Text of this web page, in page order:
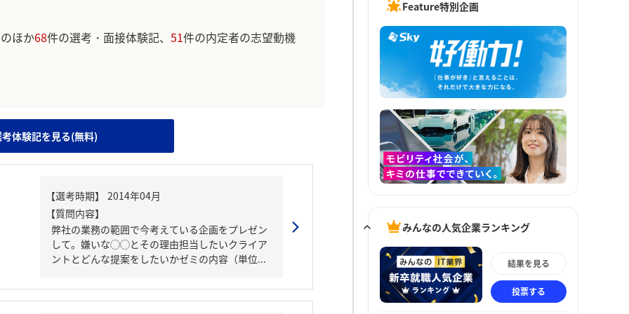
ほか68件の選考・面接体験記、 51件の内定者の志望動機
体験記を見る(無料)
【質問内容】
弊社の業務の範囲で今考えている企画をプレゼン
して。嫌いな◯◯とその理由担当したいクライア
ントとどんな提案をしたいかゼミの内容（単位...
Feature特別企画
みんなの人気企業ランキング
結果を見る
投票する